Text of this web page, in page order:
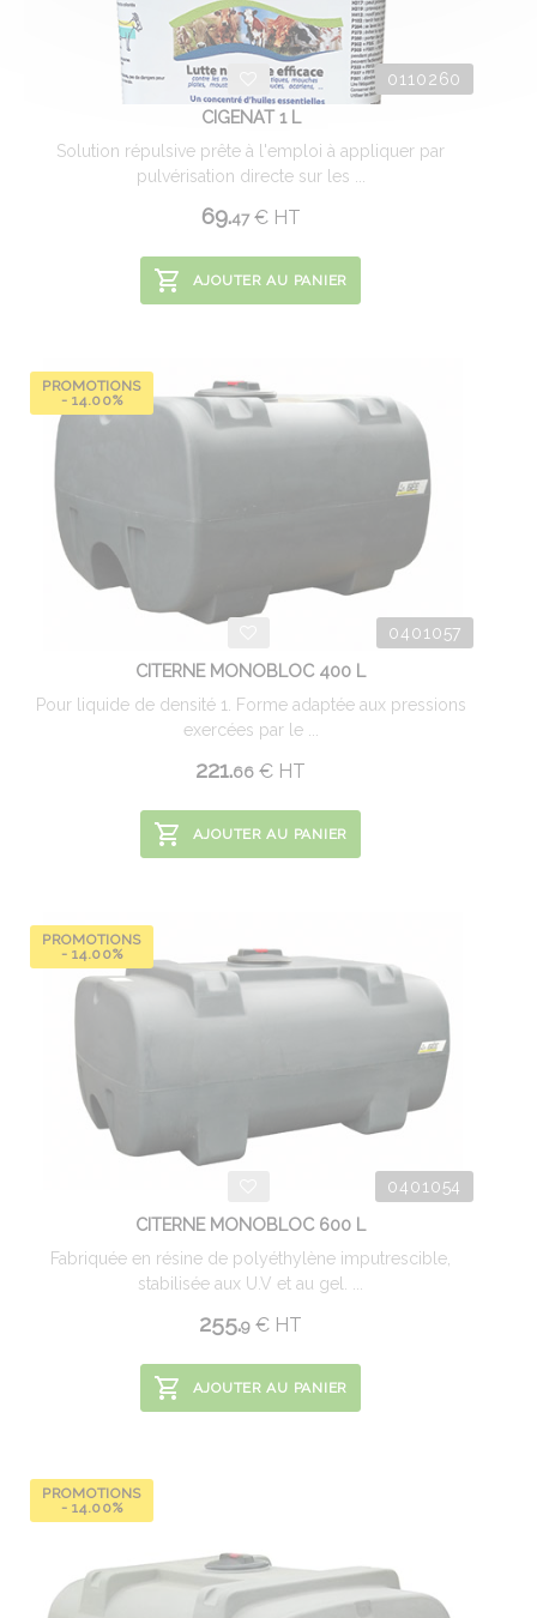
0110260
CIGENAT 1 L
Solution répulsive prête à l'emploi à appliquer par
pulvérisation directe sur les ...
69.47 €HT
AJOUTER AU PANIER
PROMOTIONS
- 14.00%
0401057
CITERNE MONOBLOC 400 L
Pour liquide de densité 1. Forme adaptée aux pressions
exercées par le ...
221.66 € HT
AJOUTER AU PANIER
PROMOTIONS
- 14.00%
0401054
CITERNE MONOBLOC 600 L
Fabriquée en résine de polyéthylène imputrescible,
stabilisée aux U.V et au gel. ...
255.9 € HT
AJOUTER AU PANIER
PROMOTIONS
- 14.00%